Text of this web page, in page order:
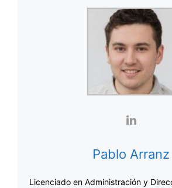
Pablo Arranz
Licenciado en Administración y